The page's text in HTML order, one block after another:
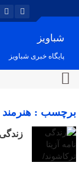
شباویز
پایگاه خبری شباویز
برچسب : هنرمند
زندگی